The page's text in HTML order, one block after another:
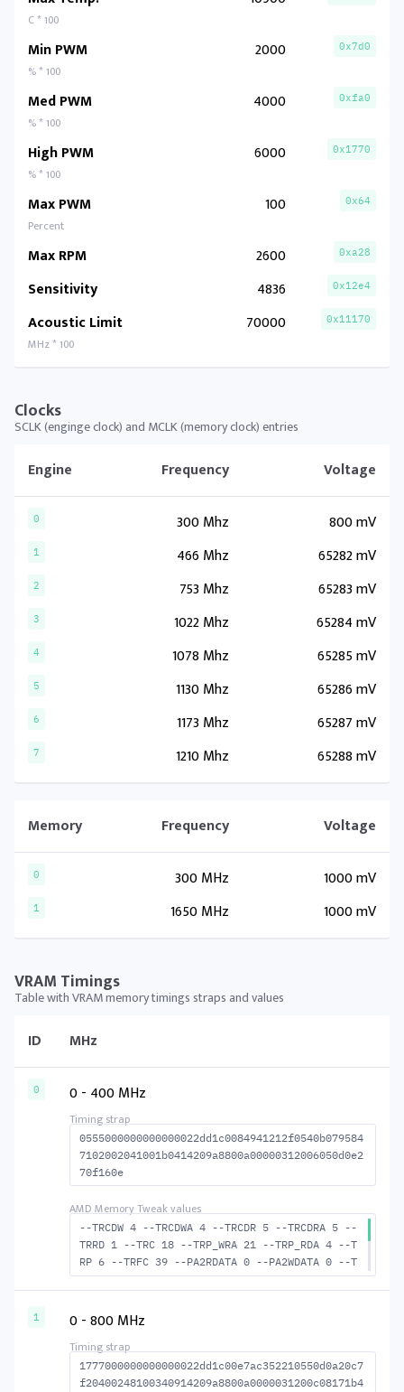
C * 100
Min PWM
% * 100
2000 0x7d0
Med PWM
% * 100
4000 0xfa0
High PWM
% * 100
6000 0x1770
Max PWM
Percent
100 0x64
Max RPM 2600 0xa28
Sensitivity 4836 0x12e4
Acoustic Limit
MHz * 100
70000 0x11170
Clocks
SCLK (enginge clock) and MCLK (memory clock) entries
Engine Frequency Voltage
0 300 Mhz 800 mV
1 466 Mhz 65282 mV
2 753 Mhz 65283 mV
3 1022 Mhz 65284 mV
4 1078 Mhz 65285 mV
5 1130 Mhz 65286 mV
6 1173 Mhz 65287 mV
7 1210 Mhz 65288 mV
Memory Frequency Voltage
0 300 MHz 1000 mV
1 1650 MHz 1000 mV
VRAM Timings
Table with VRAM memory timings straps and values
ID MHz
0 0 - 400 MHz
0555000000000000022dd1c0084941212f0540b079584
7102002041001b0414209a8800a00000312006050d0e2
70f160e
--TRCDW 4 --TRCDWA 4 --TRCDR 5 --TRCDRA 5 --
TRRD 1 --TRC 18 --TRP_WRA 21 --TRP_RDA 4 --T
RP 6 --TRFC 39 --PA2RDATA 0 --PA2WDATA 0 --T
FAW 0 --TCRCRL 1 --TCRCWL 1 --TFAW32 2 --ACT
--RAS2RAS 39 --RP 15 --WRPLUSRP 22 --BUS_TUR
1 0 - 800 MHz
1777000000000000022dd1c00e7ac352210550d0a20c7
f20400248100340914209a8800a0000031200c08171b4